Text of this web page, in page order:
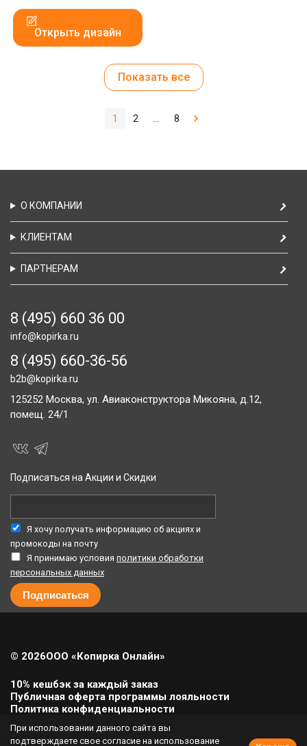
Открыть дизайн
Показать все
1 2 8
О КОМПАНИИ
КЛИЕНТАМ
ПАРТНЕРАМ
8 (495) 660 36 00
info@kopirka.ru
8 (495) 660-36-56
b2b@kopirka.ru
125252 Москва, ул. Авиаконструктора Микояна, д.12,
помещ. 24/1
Подписаться на Акции и Скидки
Я хочу получать информацию об акциях и
промокоды на почту
Я принимаю условия политики обработки
персональных данных
© 2026ООО «Копирка Онлайн»
10% кешбэк за каждый заказ
Публичная оферта программы лояльности
Политика конфиденциальности
Урегулирование претензий
При использовании данного сайта вы
подтверждаете свое согласие на использование